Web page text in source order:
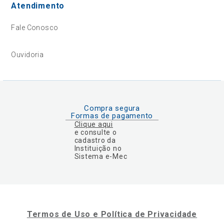
Atendimento
Fale Conosco
Ouvidoria
Compra segura
Formas de pagamento
Clique aqui
e consulte o
cadastro da
Instituição no
Sistema e-Mec
Termos de Uso e Política de Privacidade